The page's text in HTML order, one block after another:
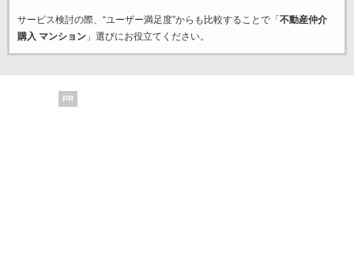
サービス検討の際、“ユーザー満足度”からも比較することで「 不動産仲介
購入 マンション」選びにお役立てください。
PR